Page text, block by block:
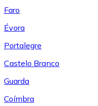
Faro
Évora
Portalegre
Castelo Branco
Guarda
Coímbra